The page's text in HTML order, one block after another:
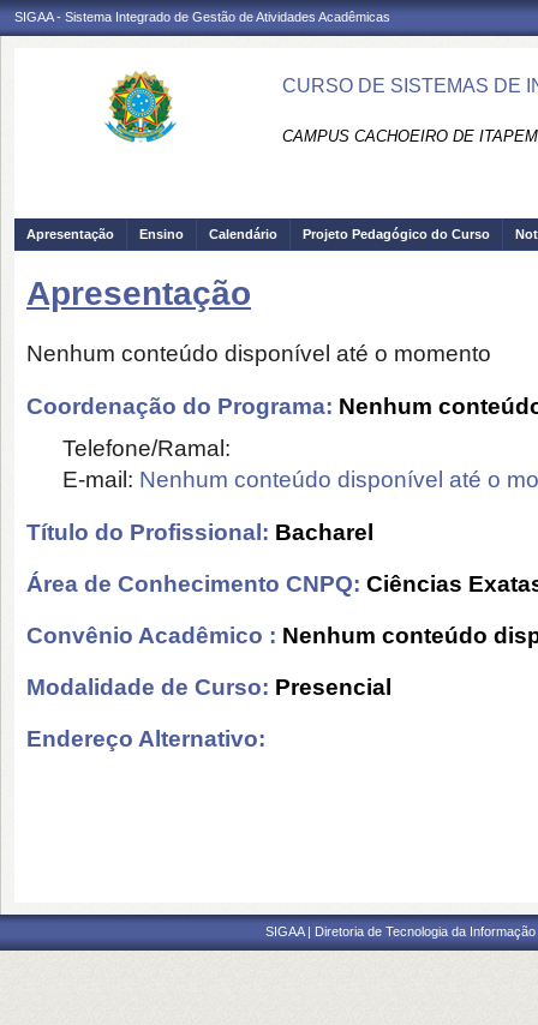
SIGAA - Sistema Integrado de Gestão de Atividades Acadêmicas
CURSO DE SISTEMAS DE
CAMPUS CACHOEIRO DE
Apresentação Ensino Calendário Projeto Pedagógico do Curso
Apresentação
Nenhum conteúdo disponível até o momento
Coordenação do Programa: Nenhum
Telefone/Ramal:
E-mail: Nenhum conteúdo disponível até o
Título do Profissional: Bacharel
Área de Conhecimento CNPQ: Ciências
Convênio Acadêmico : Nenhum conteúdo
Modalidade de Curso: Presencial
Endereço Alternativo:
SIGAA | Diretoria de Tecnologia da